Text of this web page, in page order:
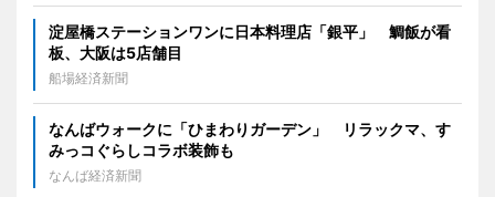
淀屋橋ステーションワンに日本料理店「銀平」 鯛飯が看
板、大阪は5店舗目
船場経済新聞
なんばウォークに「ひまわりガーデン」 リラックマ、す
みっコぐらしコラボ装飾も
なんば経済新聞